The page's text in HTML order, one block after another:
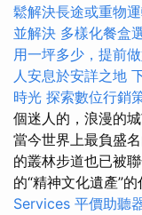
鬆解決長途或重物
並解決 多樣化餐盒
用一坪多少，提前
人安息於安詳之地
時光 探索數位行銷
個迷人的，浪漫的
當今世界上最負盛
的叢林步道也已被
的“精神文化遺產”的
Services 平價助聽